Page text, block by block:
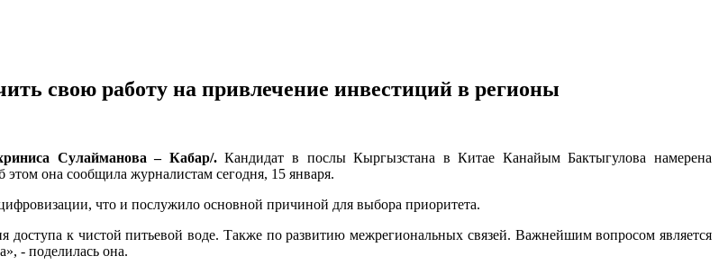
свою работу на привлечение инвестиций в регионы
Сулайманова – Кабар/.Кандидат в послы Кыргызстана в Китае Канайым Бактыгулова намерена
она сообщила журналистам сегодня, 15 января.
что и послужило основной причиной для выбора приоритета.
доступа к чистой питьевой воде. Также по развитию межрегиональных связей. Важнейшим вопросом является
- поделилась она.